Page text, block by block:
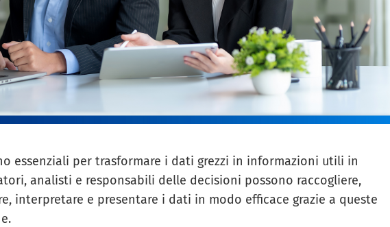
essenziali per trasformare i dati grezzi in informazioni utili in
analisti e responsabili delle decisioni possono raccogliere,
interpretare e presentare i dati in modo efficace grazie a queste